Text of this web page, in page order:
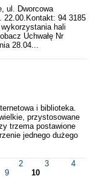
ul. Dworcowa
22.00.Kontakt: 94 3185
hali
Uchwałę Nr
28.04...
i biblioteka.
przystosowane
trzema postawione
jednego dużego
2 3
4
9 10